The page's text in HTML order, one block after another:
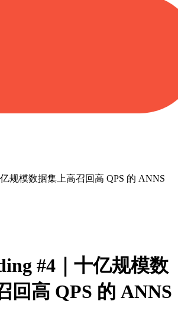
亿规模数据集上高召回高 QPS 的 ANNS
#4｜十亿规模数
回高 QPS 的 ANNS